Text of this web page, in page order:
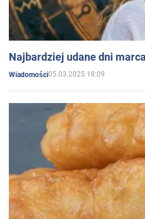
Najbardziej udane dni
Wiadomości05.03.2025 18:09